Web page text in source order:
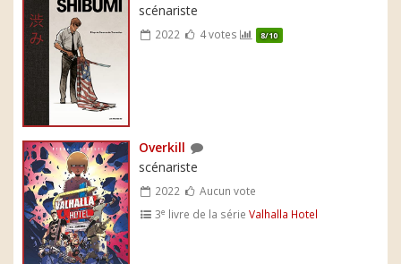
scénariste
2022 4 votes 8/10
Overkill
scénariste
2022
Aucun vote
3e livre de la sérieValhalla Hotel